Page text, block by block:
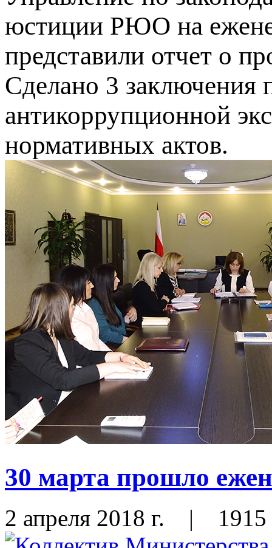
юстиции РЮО на
представили отчет о
Сделано 3 заключения
антикоррупционной
нормативных актов.
30 марта прошло
2 апреля 2018 г. | 1915